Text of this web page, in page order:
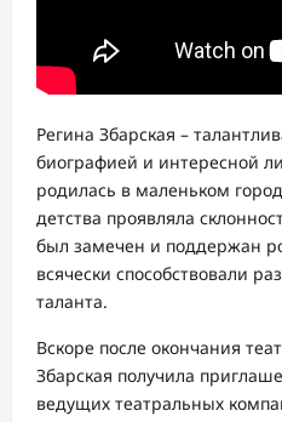
Регина Збарская –
биографией и интересной
родилась в маленьком
детства проявляла
был замечен и поддержан
всячески способствовали
таланта.
Вскоре после окончания
Збарская получила
ведущих театральных